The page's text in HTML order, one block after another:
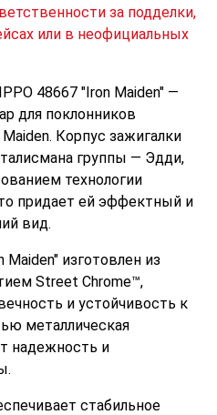
за подделки,
или в неофициальных
48667 "Iron Maiden" —
для поклонников
Корпус зажигалки
группы — Эдди,
технологии
придает ей эффектный и
вид.
изготовлен из
Street Chrome™,
и устойчивость к
металлическая
надежность и
стабильное